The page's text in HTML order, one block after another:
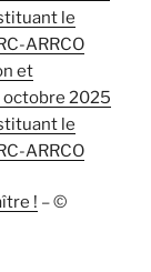
le
ARRCO
et
octobre 2025
le
ARRCO
! – ©